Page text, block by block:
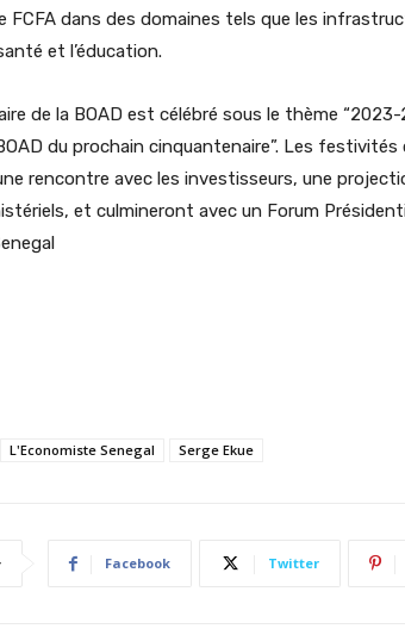
FCFA dans des domaines tels que les
et l’éducation.
de la BOAD est célébré sous le thème
du prochain cinquantenaire”. Les
rencontre avec les investisseurs, une
et culmineront avec un Forum
L'Economiste Senegal Serge Ekue
Facebook Twitter